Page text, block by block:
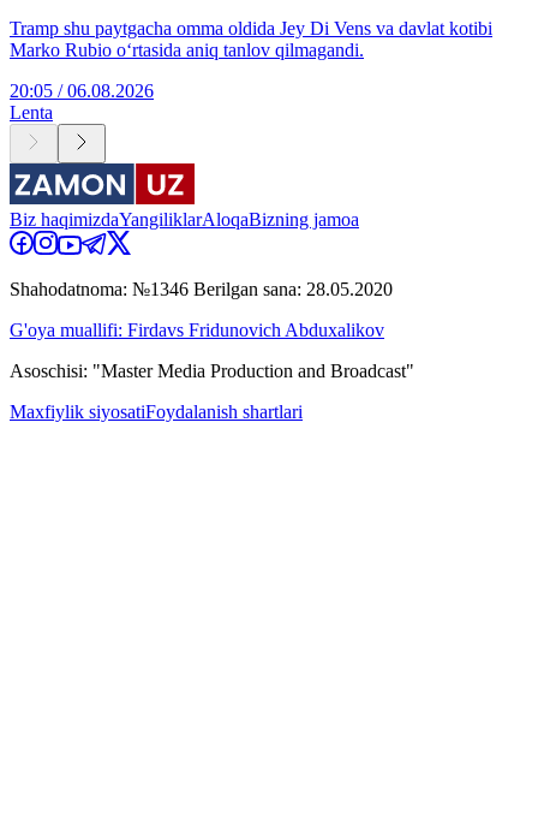
Tramp shu paytgacha omma oldida Jey Di Vens va davlat kotibi
Marko Rubio o‘rtasida aniq tanlov qilmagandi.
20:05 / 06.08.2026
Lenta
Biz haqimizdaYangiliklarAloqaBizning jamoa
Shahodatnoma: №1346 Berilgan sana: 28.05.2020
G'oya muallifi: Firdavs Fridunovich Abduxalikov
Asoschisi: "Master Media Production and Broadcast"
Maxfiylik siyosatiFoydalanish shartlari